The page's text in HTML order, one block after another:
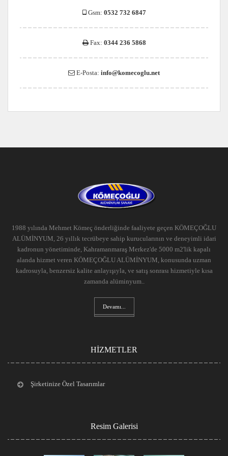
Gsm: 0532 732 6847
Fax: 0344 236 5868
E-Posta: info@komecoglu.net
1988 yılında Mehmet Kömeç önderliğinde faaliyete geçen KÖMEÇOĞLU
ALÜMİNYUM, 26 yıllık tecrübeye sahip kurucularının ve deneyimli idari
kadronun yönetiminde, Kahramanmaraş Merkez'de 5000 m2'lik kapalı
alanda hizmet veren KÖMEÇOĞLU ALÜMİNYUM, konusunda uzman
kadrosuyla, benzersiz kalite anlayışıyla, ve satış sonrası hizmetiyle kısa
zamanda alüminyum..
Devamı...
HİZMETLER
Şirketinize Özel Tasarımlar
Resim Galerisi